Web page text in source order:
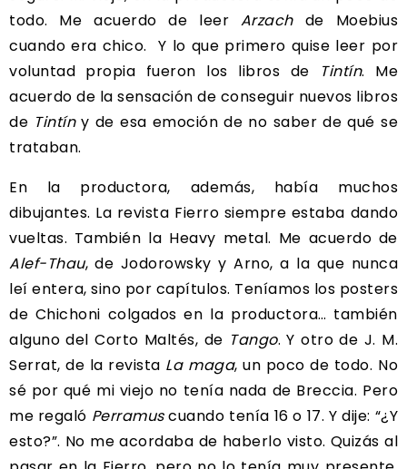
todo. Me acuerdo de leer Arzach de Moebius
cuando era chico. Y lo que primero quise leer por
voluntad propia fueron los libros de
Tintín. Me
acuerdo de la sensación de conseguir nuevos libros
de Tintíny de esa emoción de no saber de qué se
trataban.
En la productora, además, había muchos
dibujantes. La revista Fierro siempre estaba dando
vueltas. También la Heavy metal. Me acuerdo de
Alef-Thau, de Jodorowsky y Arno, a la que nunca
leí entera, sino por capítulos. Teníamos los posters
de Chichoni colgados en la productora… también
alguno del Corto Maltés, de Tango. Y otro de J. M.
Serrat, de la revista La maga, un poco de todo. No
sé por qué mi viejo no tenía nada de Breccia. Pero
me regaló Perramuscuando tenía 16 o 17. Y dije: “¿Y
esto?”. No me acordaba de haberlo visto. Quizás al